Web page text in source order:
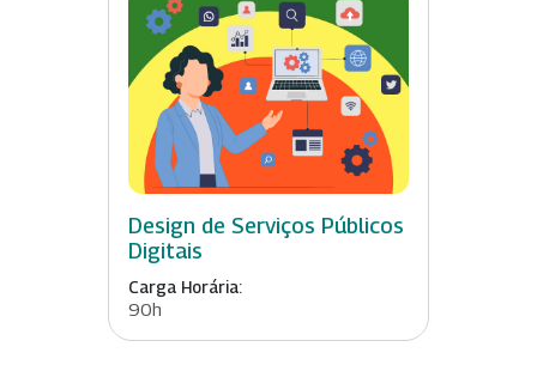
Design de Serviços Públicos
Digitais
Carga Horária:
90h